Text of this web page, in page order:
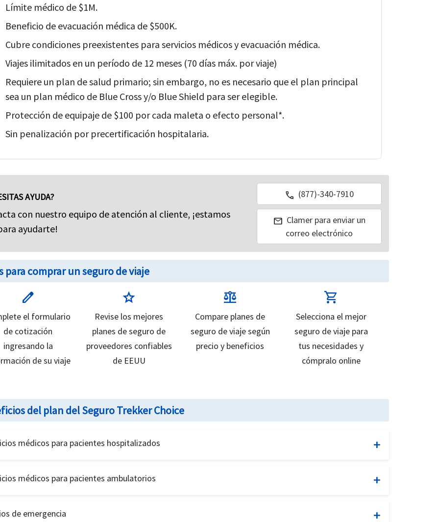
Límite médico de $1M.
Beneficio de evacuación médica de $500K.
Cubre condiciones preexistentes para servicios médicos y evacuación médica.
Viajes ilimitados en un período de 12 meses (70 días máx. por viaje)
Requiere un plan de salud primario; sin embargo, no es necesario que el plan principal
sea un plan médico de Blue Cross y/o Blue Shield para ser elegible.
Protección de equipaje de $100 por cada maleta o efecto personal*.
Sin penalización por precertificación hospitalaria.
AYUDA?
con nuestro equipo de atención al cliente, ¡estamos
ayudarte!
call (877)-340-7910
mail Clamer para enviar un
correo electrónico
para comprar un seguro de viaje
edit
el formulario
de cotización
ingresando la
de su viaje
star
Revise los mejores
planes de seguro de
proveedores confiables
de EEUU
balance
Compare planes de
seguro de viaje según
precio y beneficios
shopping_cart
Selecciona el mejor
seguro de viaje para
tus necesidades y
cómpralo online
del plan del Seguro Trekker Choice
médicos para pacientes hospitalizados
consultorio: incluidas radiografías y análisis de laboratorio facturados por el médico tratante
médicos para pacientes ambulatorios
de emergencia